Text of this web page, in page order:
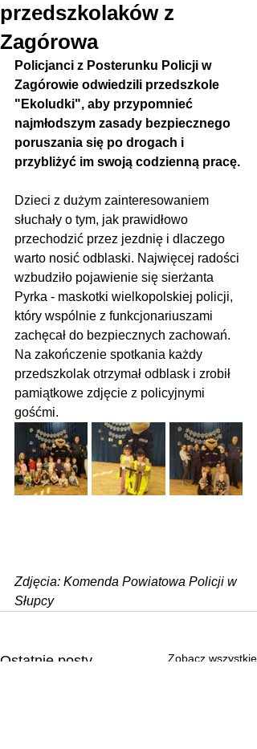
przedszkolaków z
Zagórowa
Policjanci z Posterunku Policji w
Zagórowie odwiedzili przedszkole
"Ekoludki", aby przypomnieć
najmłodszym zasady bezpiecznego
poruszania się po drogach i
przybliżyć im swoją codzienną pracę.
Dzieci z dużym zainteresowaniem
słuchały o tym, jak prawidłowo
przechodzić przez jezdnię i dlaczego
warto nosić odblaski. Najwięcej radości
wzbudziło pojawienie się sierżanta
Pyrka - maskotki wielkopolskiej policji,
który wspólnie z funkcjonariuszami
zachęcał do bezpiecznych zachowań.
Na zakończenie spotkania każdy
przedszkolak otrzymał odblask i zrobił
pamiątkowe zdjęcie z policyjnymi
gośćmi.
Zdjęcia: Komenda Powiatowa Policji w
Słupcy
Ostatnie posty Zobacz wszystkie